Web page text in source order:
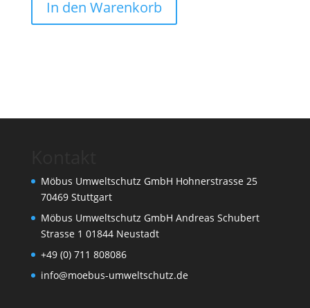
In den Warenkorb
Möbus Umweltschutz GmbH Hohnerstrasse 25
70469 Stuttgart
Möbus Umweltschutz GmbH Andreas Schubert
Strasse 1 01844 Neustadt
+49 (0) 711 808086
info@moebus-umweltschutz.de